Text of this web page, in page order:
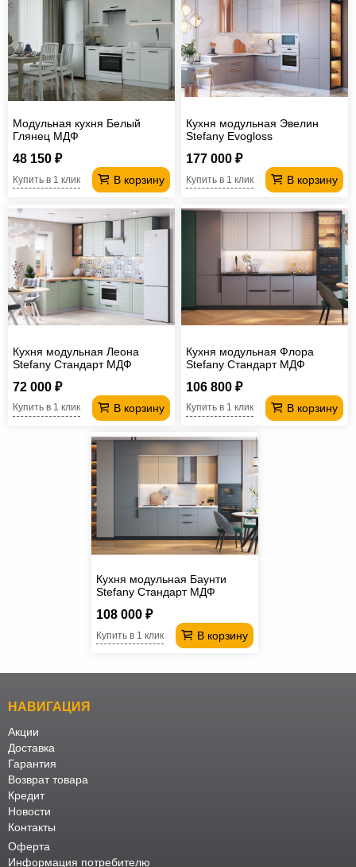
Модульная кухня Белый
Глянец МДФ
48 150 ₽
В корзину
Купить в 1 клик
Кухня модульная Эвелин
Stefany Evogloss
177 000 ₽
В корзину
Купить в 1 клик
Кухня модульная Леона
Stefany Стандарт МДФ
72 000 ₽
В корзину
Купить в 1 клик
Кухня модульная Флора
Stefany Стандарт МДФ
106 800 ₽
В корзину
Купить в 1 клик
Кухня модульная Баунти
Stefany Стандарт МДФ
108 000 ₽
В корзину
Купить в 1 клик
НАВИГАЦИЯ
Акции
Доставка
Гарантия
Возврат товара
Кредит
Новости
Контакты
Оферта
Информация потребителю